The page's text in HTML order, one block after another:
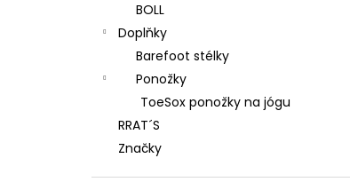
BOLL
Doplňky
Barefoot stélky
Ponožky
ToeSox ponožky na jógu
RRAT´S
Značky